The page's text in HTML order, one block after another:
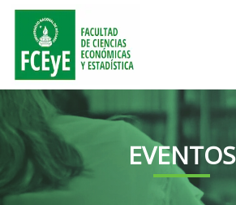
EVENTOS